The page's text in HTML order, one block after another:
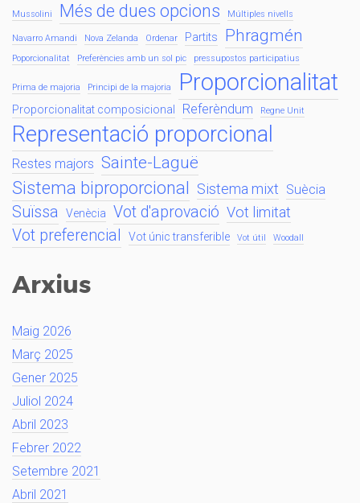
Mussolini Més de dues opcions Múltiples nivells
Navarro Amandi Nova Zelanda Ordenar Partits Phragmén
Poporcionalitat Preferències amb un sol pic pressupostos participatius
Prima de majoria Principi de la majoria Proporcionalitat
Proporcionalitat composicional Referèndum Regne Unit
Representació proporcional
Restes majors Sainte-Laguë
Sistema biproporcional Sistema mixt Suècia
Suïssa Venècia Vot d'aprovació Vot limitat
Vot preferencial Vot únic transferible Vot útil Woodall
Arxius
Maig 2026
Març 2025
Gener 2025
Juliol 2024
Abril 2023
Febrer 2022
Setembre 2021
Abril 2021